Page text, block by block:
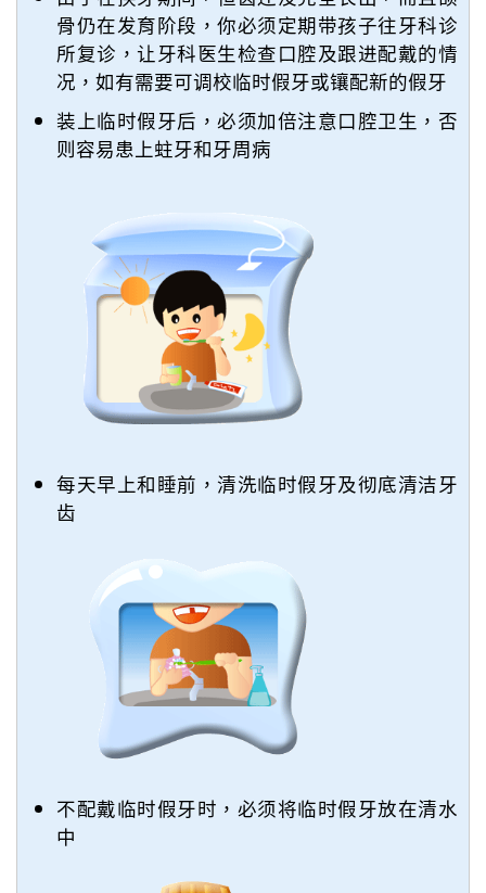
骨仍在发育阶段，你必须定期带孩子往牙科诊
所复诊，让牙科医生检查口腔及跟进配戴的情
况，如有需要可调校临时假牙或镶配新的假牙
装上临时假牙后，必须加倍注意口腔卫生，否
则容易患上蛀牙和牙周病
每天早上和睡前，清洗临时假牙及彻底清洁牙
齿
不配戴临时假牙时，必须将临时假牙放在清水
中